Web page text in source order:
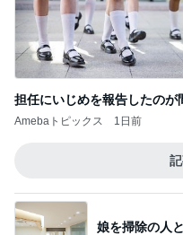
担任にいじめを報告したのが
Amebaトピックス 1日前
娘を掃除の人